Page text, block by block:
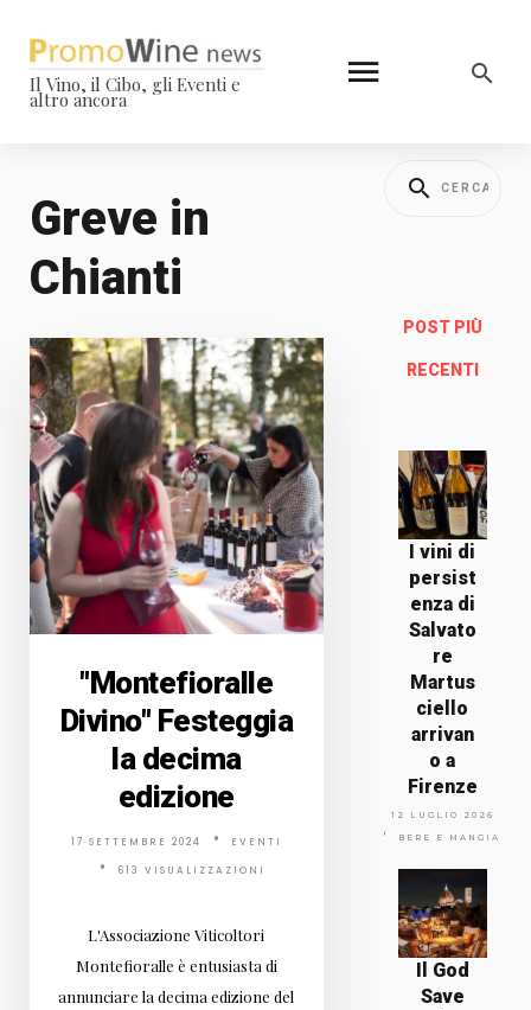
Il Vino, il Cibo, gli Eventi e
altro ancora
Greve in
Chianti
"Montefioralle
Divino" Festeggia
la decima
edizione
17 SETTEMBRE 2024 EVENTI
613 VISUALIZZAZIONI
L'Associazione Viticoltori
Montefioralle è entusiasta di
annunciare la decima edizione del
POST PIÙ
RECENTI
I vini di
persist
enza di
Salvato
re
Martus
ciello
arrivan
o a
Firenze
12 LUGLIO 2026
BERE E MANGIARE
Il God
Save